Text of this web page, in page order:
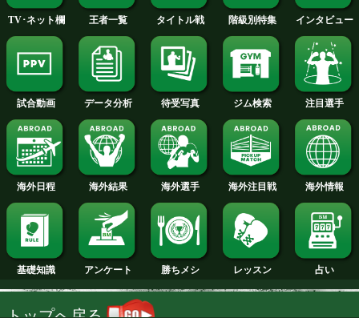
2014年
2013年
2012年
2011年
2010年